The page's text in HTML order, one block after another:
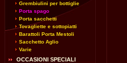
Grembiulini per bottiglie
Porta spago
Porta sacchetti
Tovagliette e sottopiatti
Barattoli Porta Mestoli
Sacchetto Aglio
Varie
OCCASIONI SPECIALI